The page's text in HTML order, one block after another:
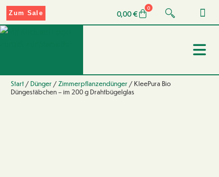
0,00€
0
Zum Sale
Start / Dünger / Zimmerpflanzendünger / KleePura Bio
Düngestäbchen – im 200 g Drahtbügelglas